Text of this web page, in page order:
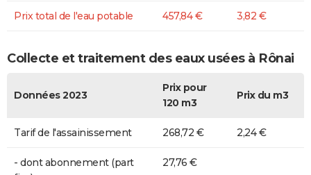
Prix total de l'eau potable 457,84 € 3,82 €
Collecte et traitement des eaux usées à Rônai
Données 2023
Prix pour
120 m3
Prix du m3
Tarif de l'assainissement 268,72 € 2,24 €
- dont abonnement (part
27,76 €